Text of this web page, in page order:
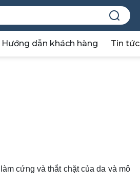
Hướng dẫn khách hàng Tin tức
cứng và thắt chặt của da và mô